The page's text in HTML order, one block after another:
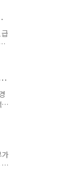
수
가